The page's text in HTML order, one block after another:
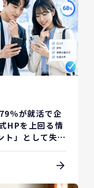
％が就活で企
を上回る情
ト」として失笑